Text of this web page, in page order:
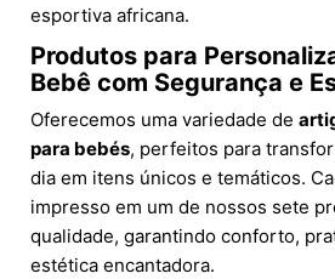
esportiva africana.
Produtos para
Bebê com Segurança e
Oferecemos uma variedade de
para bebés, perfeitos para
dia em itens únicos e temáticos.
impresso em um de nossos sete
qualidade, garantindo conforto,
estética encantadora.